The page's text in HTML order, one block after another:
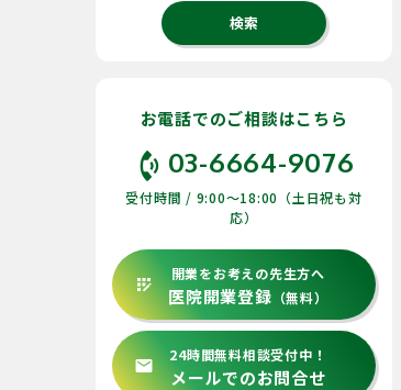
お電話でのご相談はこちら
phone_in_talk03-6664-9076
受付時間 / 9:00〜18:00（土日祝も対
応）
app_registration
開業をお考えの先生方へ
医院開業登録 （無料）
email
24時間無料相談受付中！
メールでのお問合せ